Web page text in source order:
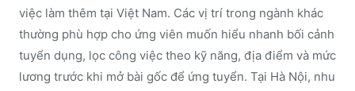
việc làm thêm tại Việt Nam. Các vị trí trong ngành khác
thường phù hợp cho ứng viên muốn hiểu nhanh bối cảnh
tuyển dụng, lọc công việc theo kỹ năng, địa điểm và mức
lương trước khi mở bài gốc để ứng tuyển. Tại Hà Nội, nhu